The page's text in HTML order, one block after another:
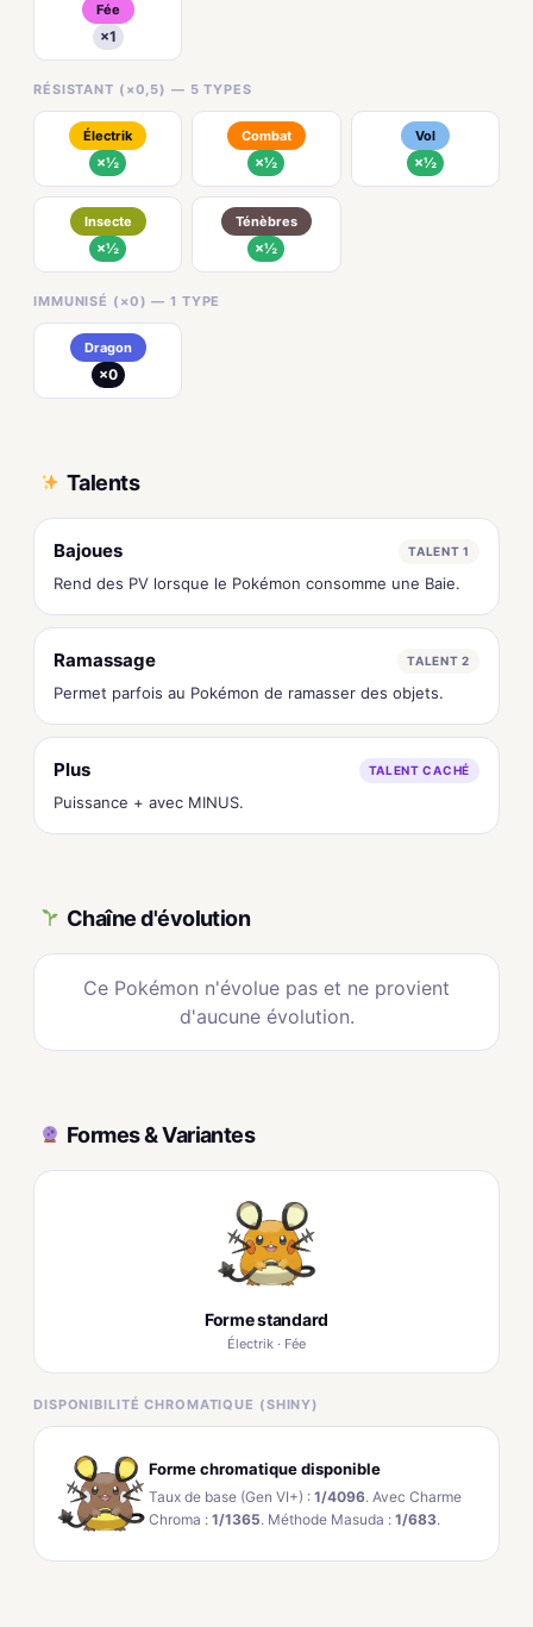
Fée
×1
RÉSISTANT (×0,5) — 5 TYPES
Électrik
×½
Combat
×½
Vol
×½
Insecte
×½
Ténèbres
×½
IMMUNISÉ (×0) — 1 TYPE
Dragon
×0
Talents
Bajoues TALENT 1
Rend des PV lorsque le Pokémon consomme une Baie.
Ramassage TALENT 2
Permet parfois au Pokémon de ramasser des objets.
Plus TALENT CACHÉ
Puissance + avec MINUS.
Chaîne d'évolution
Ce Pokémon n'évolue pas et ne provient
d'aucune évolution.
Formes & Variantes
Forme standard
Électrik · Fée
DISPONIBILITÉ CHROMATIQUE (SHINY)
Forme chromatique disponible
Taux de base (Gen VI+) : 1/4096. Avec Charme
Chroma : 1/1365. Méthode Masuda : 1/683.